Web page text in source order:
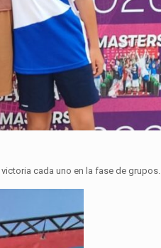
cada uno en la fase de grupos.